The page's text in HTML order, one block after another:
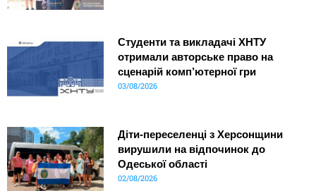
Студенти та викладачі ХНТУ
отримали авторське право на
сценарій комп’ютерної гри
03/08/2026
Діти-переселенці з Херсонщини
вирушили на відпочинок до
Одеської області
02/08/2026